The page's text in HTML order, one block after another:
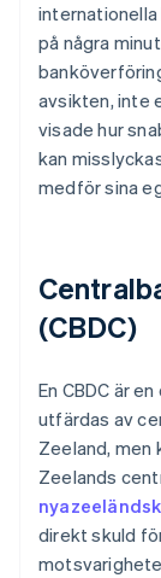
på några
avsikten, inte
visade hur
kan
medför sina
(CBDC)
En CBDC är
utfärdas av
Zeeland, men
Zeelands
direkt skuld